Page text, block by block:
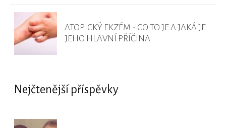
ATOPICKÝ EKZÉM - CO TO JE A JAKÁ JE
JEHO HLAVNÍ PŘÍČINA
Nejčtenější příspěvky